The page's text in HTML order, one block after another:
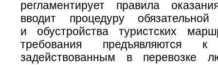
регламентирует правила
вводит процедуру обязательной
и обустройства туристских
требования предъявляются к
задействованным в перевозке